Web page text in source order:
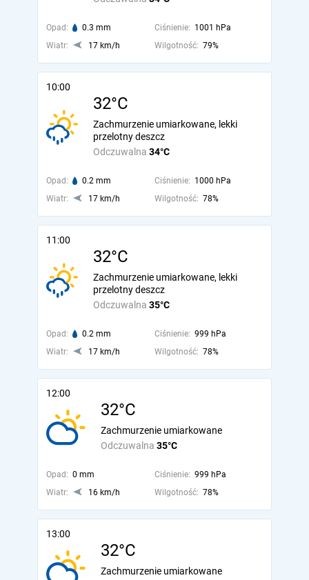
Opad: 0.3 mm Ciśnienie: 1001 hPa
Wiatr:
17 km/h Wilgotność: 79%
10:00
32°C
Odczuwalna 34°C
Zachmurzenie umiarkowane, lekki
przelotny deszcz
Opad: 0.2 mm Ciśnienie: 1000 hPa
Wiatr:
17 km/h Wilgotność: 78%
11:00
32°C
Odczuwalna 35°C
Zachmurzenie umiarkowane, lekki
przelotny deszcz
Opad: 0.2 mm Ciśnienie: 999 hPa
Wiatr:
17 km/h Wilgotność: 78%
12:00
32°C
Odczuwalna 35°C
Zachmurzenie umiarkowane
Opad: 0 mm Ciśnienie: 999 hPa
Wiatr:
16 km/h Wilgotność: 78%
13:00
32°C
Zachmurzenie umiarkowane